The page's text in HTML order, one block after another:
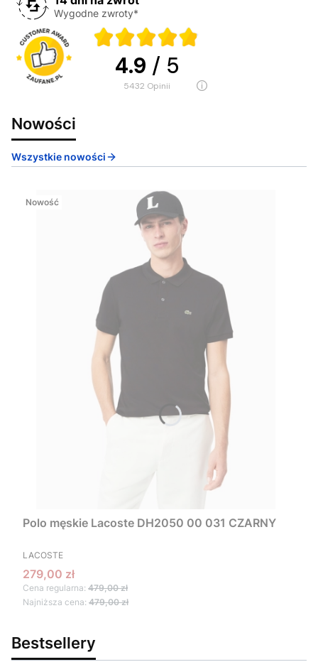
Wygodne zwroty*
4.9 / 5
5432 opinii
Nowości
Wszystkie nowości
Nowość
Polo męskie Lacoste DH2050 00 031 CZARNY
PRODUCENT
LACOSTE
Cena promocyjna
279,00 zł
Cena regularna: 479,00 zł
Najniższa cena: 479,00 zł
Bestsellery